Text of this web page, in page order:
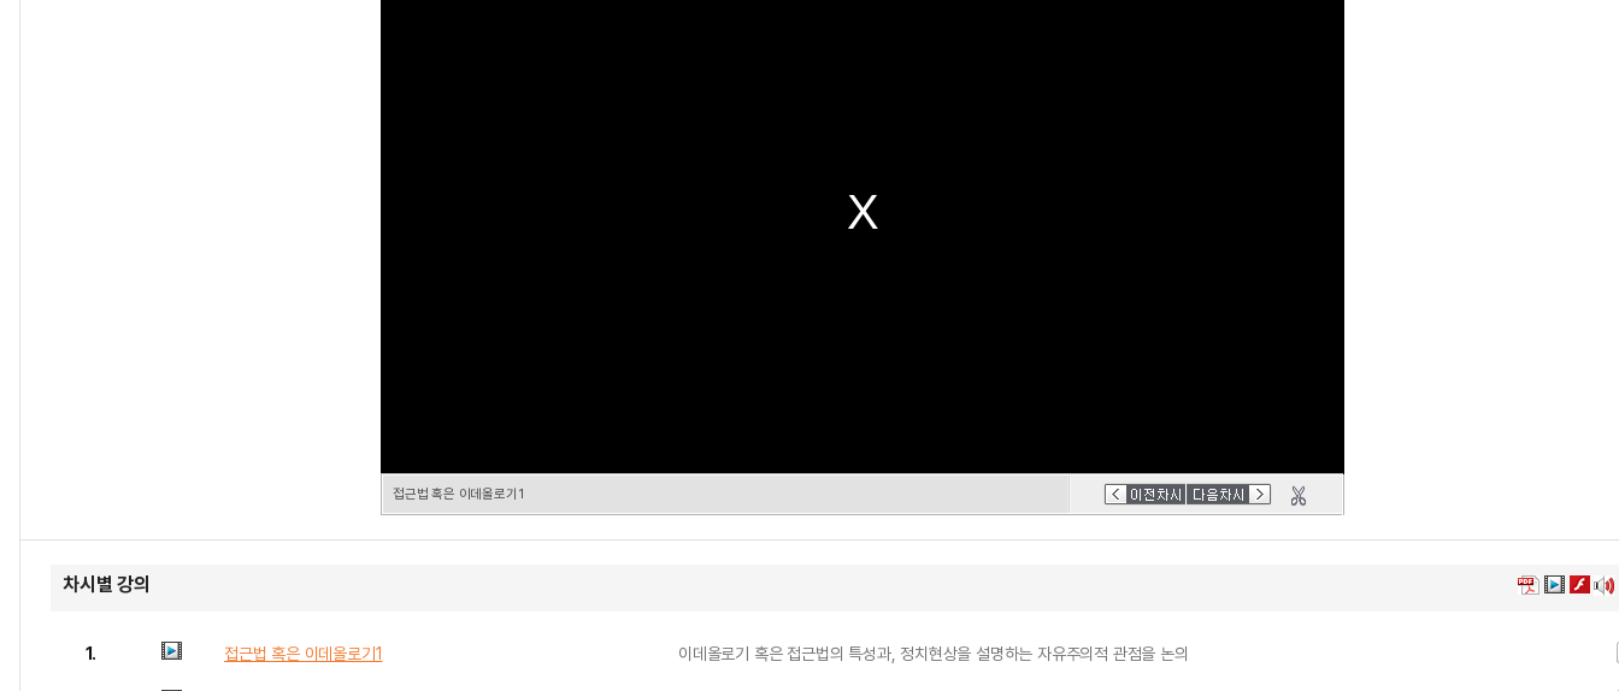
접근법 혹은 이데올로기1
차시별 강의
1. 접근법 혹은 이데올로기1 이데올로기 혹은 접근법의 특성과, 정치현상을 설명하는 자유주의적 관점을 논의